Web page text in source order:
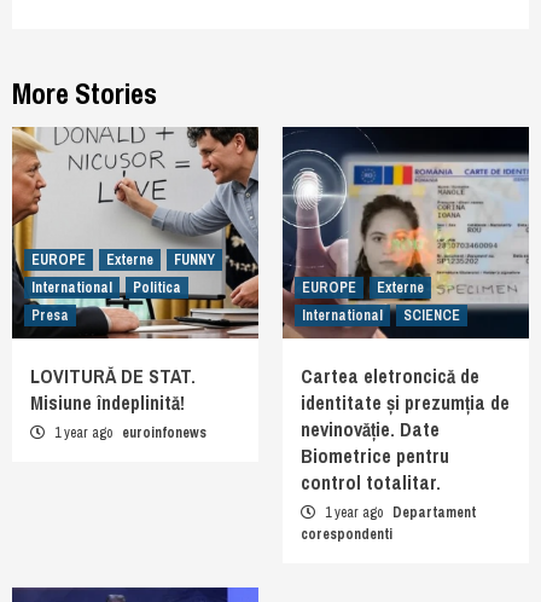
More Stories
EUROPE Externe
FUNNY
International
Politica
Presa
LOVITURĂ DE STAT.
Misiune îndeplinită!
1 year ago euroinfonews
EUROPE
Externe
International
SCIENCE
Cartea eletroncică de
identitate și prezumția de
nevinovăție. Date
Biometrice pentru
control totalitar.
1 year ago Departament
corespondenti